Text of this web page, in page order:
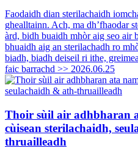
Faodaidh dian sterilachaidh
ghealltainn. Ach, ma dh’fhaodar
àrd, bidh buaidh mhòr aig seo air
bhuaidh aig an sterilachadh ro
biadh, biadh deiseil ri ithe,
faic barrachd >> 2026.06.25
Thoir sùil air adhbharan
cùisean sterilachaidh,
thruailleadh